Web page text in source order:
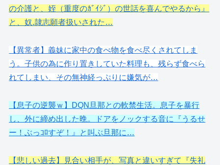
の介護と、姪（重度のｶﾞｲｼﾞ）の世話を喜んでやるから』
と、奴.隷志願者扱いされた…
【異常者】義妹に家中の食べ物を食べ尽くされてしま
う。子供の為に作り置きしていた料理も、残らず食べら
れてしまい、その無神経っぷりに嫌気が…
【息子の逆襲ｗ】DQN旦那との軟禁生活。息子を暴行
し、外に締め出した晩。ドアをノックする音に『うるせ
ー！ぶっｺﾛすぞ！』と叫ぶ旦那に…
【悲しい過去】見合い相手が、写真と違いすぎて『失礼